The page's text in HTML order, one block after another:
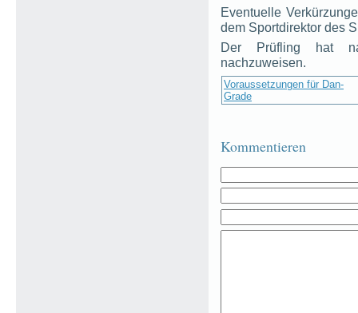
Eventuelle
dem Sportdirektor des
Der Prüfling hat
nachzuweisen.
Voraussetzungen für Dan-
Grade
Kommentieren